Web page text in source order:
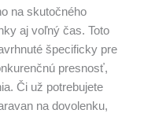
na skutočného
aj voľný čas. Toto
špecificky pre
presnosť,
Či už potrebujete
na dovolenku,